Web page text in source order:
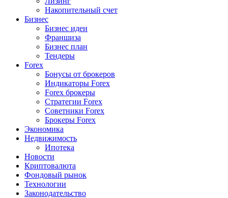
Накопительный счет
Бизнес
Бизнес идеи
Франшиза
Бизнес план
Тендеры
Forex
Бонусы от брокеров
Индикаторы Forex
Forex брокеры
Стратегии Forex
Советники Forex
Брокеры Forex
Экономика
Недвижимость
Ипотека
Новости
Криптовалюта
Фондовый рынок
Технологии
Законодательство